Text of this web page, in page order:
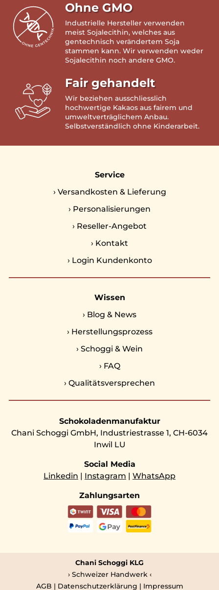
Ohne GMO
Industrielle Hersteller verwenden
meist Sojalecithin, welches aus
gentechnisch verändertem Soja
stammen kann. Wir verwenden weder
Sojalecithin noch andere GMO.
Fair gehandelt
Wir beziehen ausschliesslich
hochwertige Kakaos aus fairem und
umweltverträglichem Anbau.
Selbstverständlich ohne Kinderarbeit.
Service
› Versandkosten & Lieferung
› Personalisierungen
› Reseller-Angebot
› Kontakt
› Login Kundenkonto
Wissen
› Blog & News
› Herstellungsprozess
› Schoggi & Wein
› FAQ
› Qualitätsversprechen
Schokoladenmanufaktur
Chani Schoggi GmbH, Industriestrasse 1, CH-6034
Inwil LU
Social Media
Linkedin | Instagram | WhatsApp
Zahlungsarten
Chani Schoggi KLG
› Schweizer Handwerk ‹
AGB | Datenschutzerklärung | Impressum